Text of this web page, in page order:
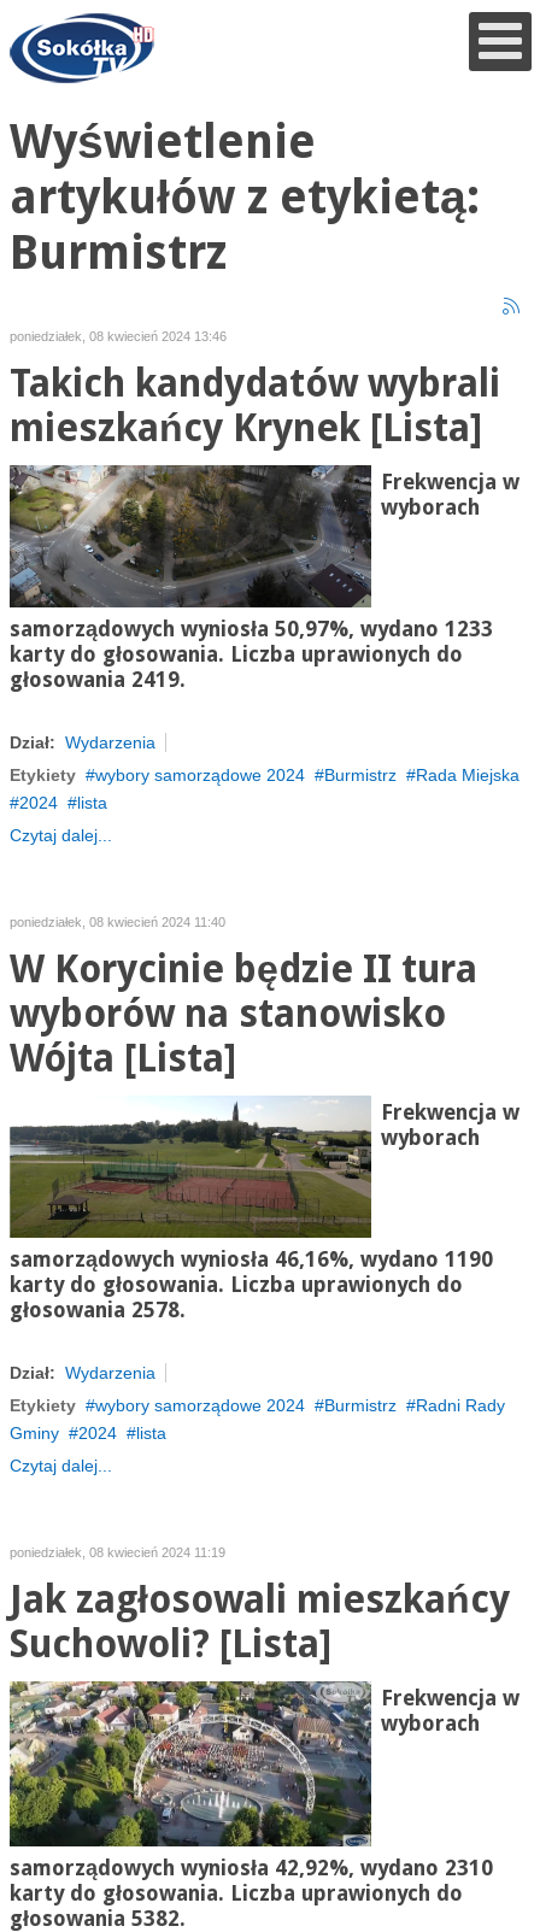
Wyświetlenie
artykułów z etykietą:
Burmistrz
poniedziałek, 08 kwiecień 2024 13:46
Takich kandydatów wybrali
mieszkańcy Krynek [Lista]
Frekwencja w
wyborach
samorządowych wyniosła 50,97%, wydano 1233
karty do głosowania. Liczba uprawionych do
głosowania 2419.
Dział: Wydarzenia
Etykiety
wybory samorządowe 2024 Burmistrz
Rada Miejska
2024
lista
Czytaj dalej...
poniedziałek, 08 kwiecień 2024 11:40
W Korycinie będzie II tura
wyborów na stanowisko
Wójta [Lista]
Frekwencja w
wyborach
samorządowych wyniosła 46,16%, wydano 1190
karty do głosowania. Liczba uprawionych do
głosowania 2578.
Dział: Wydarzenia
Etykiety
wybory samorządowe 2024 Burmistrz
Radni Rady
Gminy
2024
lista
Czytaj dalej...
poniedziałek, 08 kwiecień 2024 11:19
Jak zagłosowali mieszkańcy
Suchowoli? [Lista]
Frekwencja w
wyborach
samorządowych wyniosła 42,92%, wydano 2310
karty do głosowania. Liczba uprawionych do
głosowania 5382.